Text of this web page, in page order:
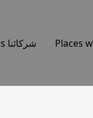
شركائنا Our Partners